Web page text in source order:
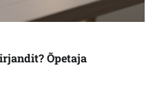
Õpetaja